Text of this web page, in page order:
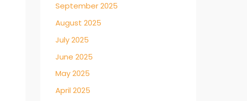
September 2025
August 2025
July 2025
June 2025
May 2025
April 2025